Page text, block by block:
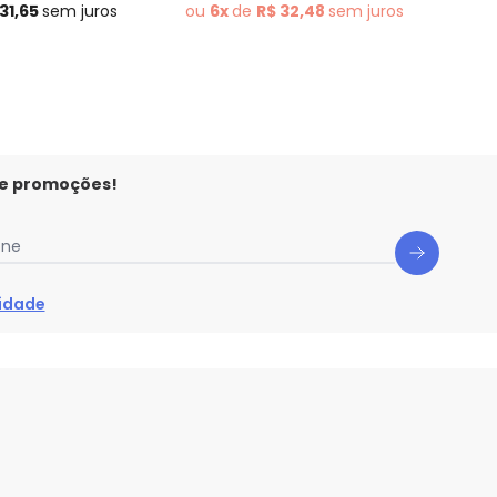
semjuros ou 6xde R$ 32,48semjuros
promoções!